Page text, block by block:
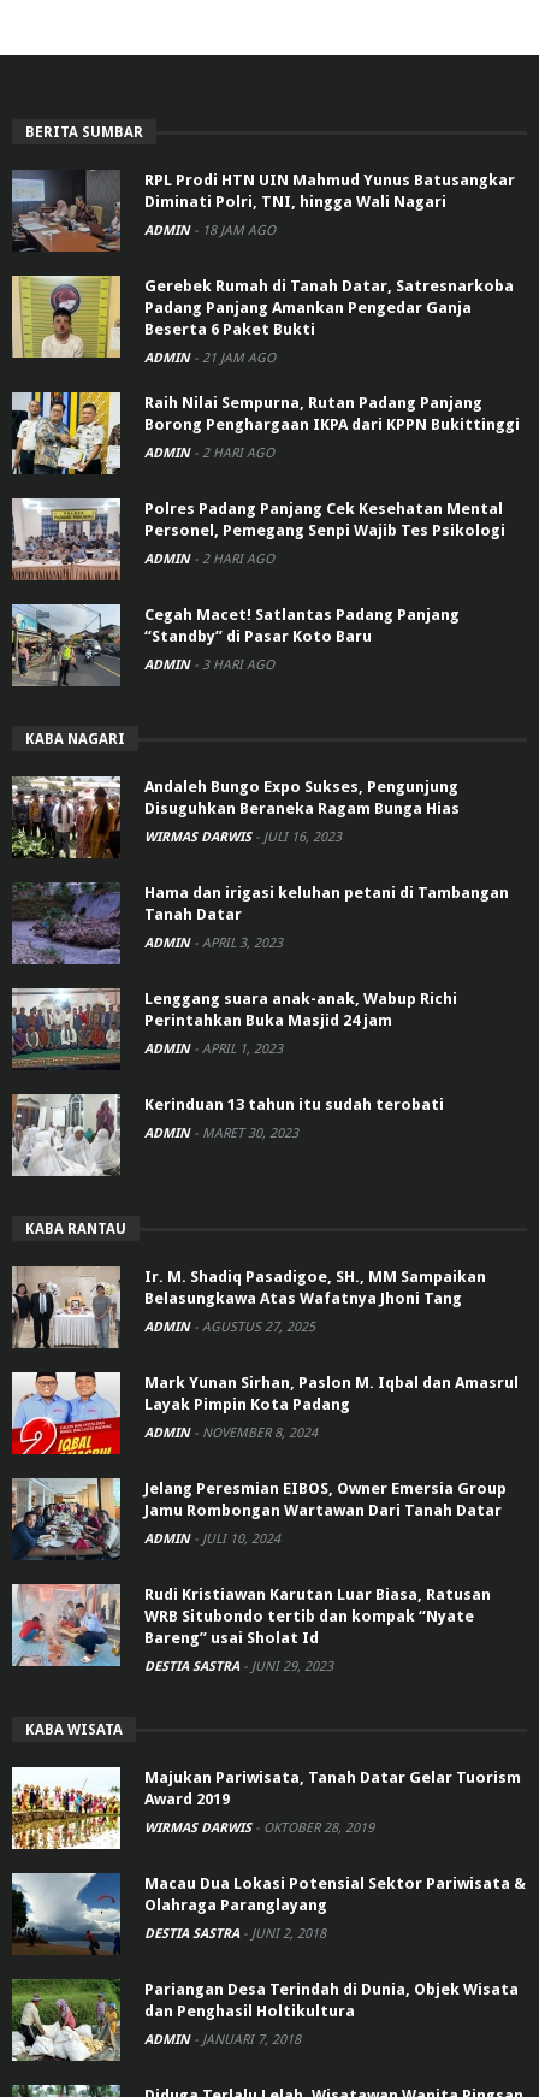
BERITA SUMBAR
RPL Prodi HTN UIN Mahmud Yunus Batusangkar
Diminati Polri, TNI, hingga Wali Nagari
ADMIN - 18 JAM AGO
Gerebek Rumah di Tanah Datar, Satresnarkoba
Padang Panjang Amankan Pengedar Ganja
Beserta 6 Paket Bukti
ADMIN - 21 JAM AGO
Raih Nilai Sempurna, Rutan Padang Panjang
Borong Penghargaan IKPA dari KPPN Bukittinggi
ADMIN - 2 HARI AGO
Polres Padang Panjang Cek Kesehatan Mental
Personel, Pemegang Senpi Wajib Tes Psikologi
ADMIN - 2 HARI AGO
Cegah Macet! Satlantas Padang Panjang
“Standby” di Pasar Koto Baru
ADMIN - 3 HARI AGO
KABA NAGARI
Andaleh Bungo Expo Sukses, Pengunjung
Disuguhkan Beraneka Ragam Bunga Hias
WIRMAS DARWIS - JULI 16, 2023
Hama dan irigasi keluhan petani di Tambangan
Tanah Datar
ADMIN - APRIL 3, 2023
Lenggang suara anak-anak, Wabup Richi
Perintahkan Buka Masjid 24 jam
ADMIN - APRIL 1, 2023
Kerinduan 13 tahun itu sudah terobati
ADMIN - MARET 30, 2023
KABA RANTAU
Ir. M. Shadiq Pasadigoe, SH., MM Sampaikan
Belasungkawa Atas Wafatnya Jhoni Tang
ADMIN - AGUSTUS 27, 2025
Mark Yunan Sirhan, Paslon M. Iqbal dan Amasrul
Layak Pimpin Kota Padang
ADMIN - NOVEMBER 8, 2024
Jelang Peresmian EIBOS, Owner Emersia Group
Jamu Rombongan Wartawan Dari Tanah Datar
ADMIN - JULI 10, 2024
Rudi Kristiawan Karutan Luar Biasa, Ratusan
WRB Situbondo tertib dan kompak “Nyate
Bareng” usai Sholat Id
DESTIA SASTRA - JUNI 29, 2023
KABA WISATA
Majukan Pariwisata, Tanah Datar Gelar Tuorism
Award 2019
WIRMAS DARWIS - OKTOBER 28, 2019
Macau Dua Lokasi Potensial Sektor Pariwisata &
Olahraga Paranglayang
DESTIA SASTRA - JUNI 2, 2018
Pariangan Desa Terindah di Dunia, Objek Wisata
dan Penghasil Holtikultura
ADMIN - JANUARI 7, 2018